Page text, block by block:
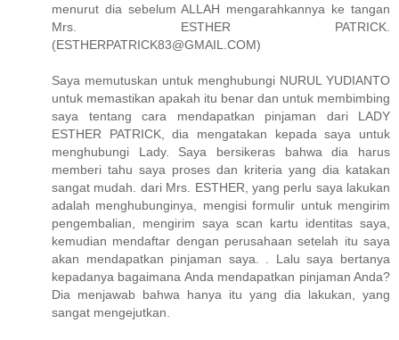
menurut dia sebelum ALLAH mengarahkannya ke tangan
Mrs. ESTHER PATRICK.
(ESTHERPATRICK83@GMAIL.COM)
Saya memutuskan untuk menghubungi NURUL YUDIANTO
untuk memastikan apakah itu benar dan untuk membimbing
saya tentang cara mendapatkan pinjaman dari LADY
ESTHER PATRICK, dia mengatakan kepada saya untuk
menghubungi Lady. Saya bersikeras bahwa dia harus
memberi tahu saya proses dan kriteria yang dia katakan
sangat mudah. dari Mrs. ESTHER, yang perlu saya lakukan
adalah menghubunginya, mengisi formulir untuk mengirim
pengembalian, mengirim saya scan kartu identitas saya,
kemudian mendaftar dengan perusahaan setelah itu saya
akan mendapatkan pinjaman saya. . Lalu saya bertanya
kepadanya bagaimana Anda mendapatkan pinjaman Anda?
Dia menjawab bahwa hanya itu yang dia lakukan, yang
sangat mengejutkan.